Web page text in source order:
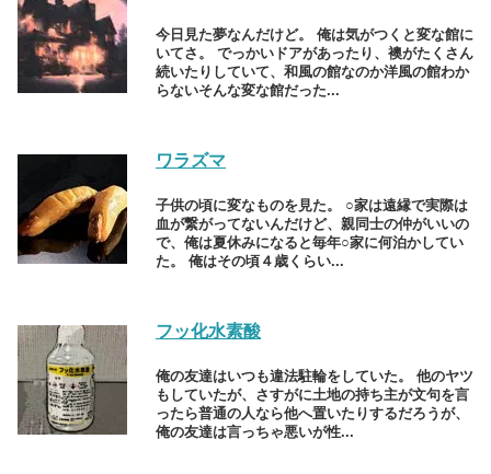
今日見た夢なんだけど。 俺は気がつくと変な館に
いてさ。 でっかいドアがあったり、襖がたくさん
続いたりしていて、和風の館なのか洋風の館わか
らないそんな変な館だった...
ワラズマ
子供の頃に変なものを見た。 ○家は遠縁で実際は
血が繋がってないんだけど、親同士の仲がいいの
で、俺は夏休みになると毎年○家に何泊かしてい
た。 俺はその頃４歳くらい...
フッ化水素酸
俺の友達はいつも違法駐輪をしていた。 他のヤツ
もしていたが、さすがに土地の持ち主が文句を言
ったら普通の人なら他へ置いたりするだろうが、
俺の友達は言っちゃ悪いが性...